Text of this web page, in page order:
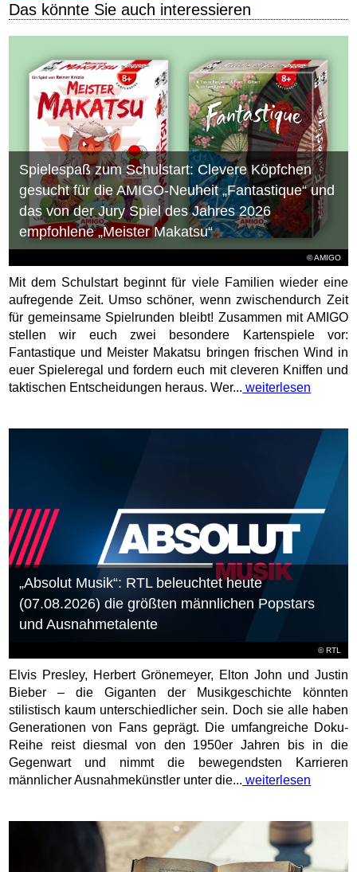
Das könnte Sie auch interessieren
© AMIGO
Spielespaß zum Schulstart: Clevere Köpfchen
gesucht für die AMIGO-Neuheit „Fantastique“ und
das von der Jury Spiel des Jahres 2026
empfohlene „Meister Makatsu“
Mit dem Schulstart beginnt für viele Familien wieder eine
aufregende Zeit. Umso schöner, wenn zwischendurch Zeit
für gemeinsame Spielrunden bleibt! Zusammen mit AMIGO
stellen wir euch zwei besondere Kartenspiele vor:
Fantastique und Meister Makatsu bringen frischen Wind in
euer Spieleregal und fordern euch mit cleveren Kniffen und
taktischen Entscheidungen heraus. Wer... weiterlesen
©RTL
„Absolut Musik“: RTL beleuchtet heute
(07.08.2026) die größten männlichen Popstars
und Ausnahmetalente
Elvis Presley, Herbert Grönemeyer, Elton John und Justin
Bieber – die Giganten der Musikgeschichte könnten
stilistisch kaum unterschiedlicher sein. Doch sie alle haben
Generationen von Fans geprägt. Die umfangreiche Doku-
Reihe reist diesmal von den 1950er Jahren bis in die
Gegenwart und nimmt die bewegendsten Karrieren
männlicher Ausnahmekünstler unter die... weiterlesen